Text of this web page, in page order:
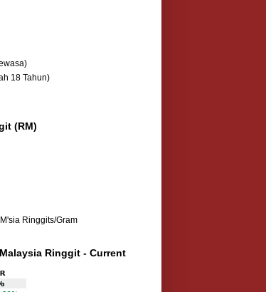
18 Tahun)
(RM)
M'sia Ringgits/Gram
Ringgit - Current